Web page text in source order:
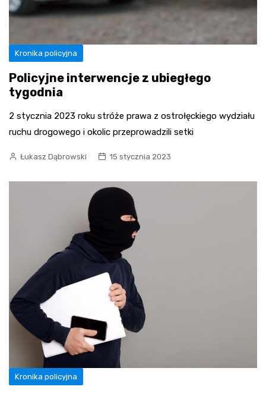
Kronika policyjna
Policyjne interwencje z ubiegłego
tygodnia
2 stycznia 2023 roku stróże prawa z ostrołęckiego wydziału
ruchu drogowego i okolic przeprowadzili setki
Łukasz Dąbrowski 15 stycznia 2023
Kronika policyjna